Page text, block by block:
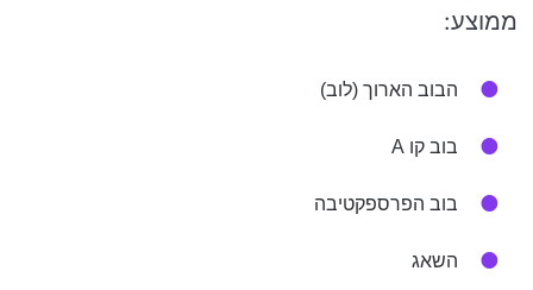
ממוצע:
הבוב הארוך (לוב)
בוב קו A
בוב הפרספקטיבה
השאג